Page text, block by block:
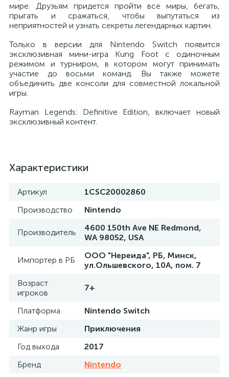
мире. Друзьям придется пройти все миры, бегать,
прыгать и сражаться, чтобы выпутаться из
неприятностей и узнать секреты легендарных картин.
Только в версии для Nintendo Switch появится
эксклюзивная мини-игра Kung Foot с одиночным
режимом и турниром, в котором могут принимать
участие до восьми команд. Вы также можете
объединить две консоли для совместной локальной
игры.
Rayman Legends: Definitive Edition, включает новый
эксклюзивный контент.
Характеристики
Артикул
1CSC20002860
Производство
Nintendo
Производитель
4600 150th Ave NE Redmond,
WA 98052, USA
Импортер в РБ
ООО "Нереида", РБ, Минск,
ул.Ольшевского, 10А, пом. 7
Возраст
игроков
7+
Платформа
Nintendo Switch
Жанр игры
Приключения
Год выхода
2017
Бренд
Nintendo